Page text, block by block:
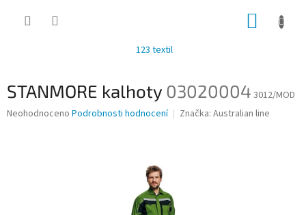
123 textil
STANMORE kalhoty 03020004 3012/MOD
Průměrné
Neohodnoceno Podrobnosti hodnocení Značka: Australian line